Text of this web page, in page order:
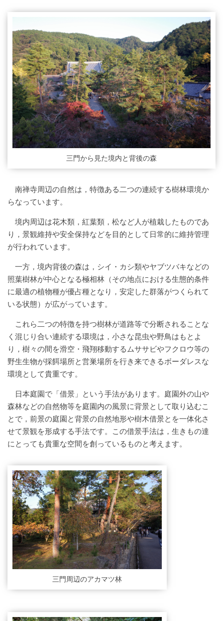
三門から見た境内と背後の森
南禅寺周辺の自然は，特徴ある二つの連続する樹林環境か
らなっています。
境内周辺は花木類，紅葉類，松など人が植栽したものであ
り，景観維持や安全保持などを目的として日常的に維持管理
が行われています。
一方，境内背後の森は，シイ・カシ類やヤブツバキなどの
照葉樹林が中心となる極相林（その地点における生態的条件
に最適の植物種が優占種となり，安定した群落がつくられて
いる状態）が広がっています。
これら二つの特徴を持つ樹林が道路等で分断されることな
く混じり合い連続する環境は，小さな昆虫や野鳥はもとよ
り，樹々の間を滑空・飛翔移動するムササビやフクロウ等の
野生生物が採餌場所と営巣場所を行き来できるボーダレスな
環境として貴重です。
日本庭園で「借景」という手法があります。庭園外の山や
森林などの自然物等を庭園内の風景に背景として取り込むこ
とで，前景の庭園と背景の自然地形や樹木借景とを一体化さ
せて景観を形成する手法です。この借景手法は，生きもの達
にとっても貴重な空間を創っているものと考えます。
三門周辺のアカマツ林